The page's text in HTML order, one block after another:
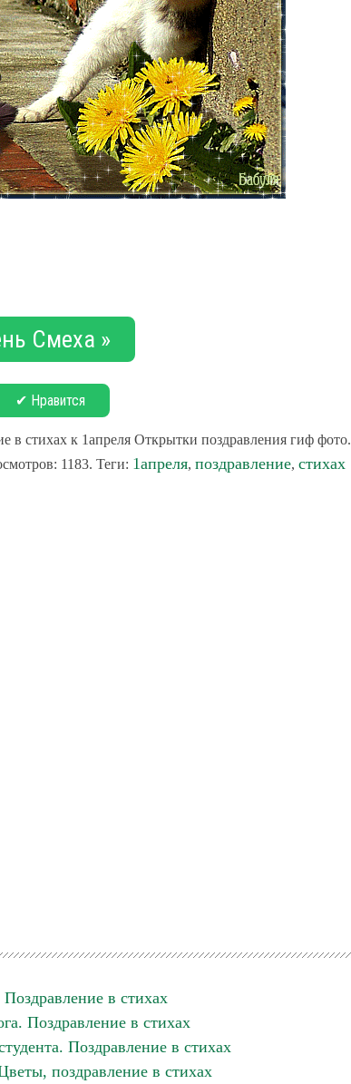
Смеха »
✔ Нравится
в стихах к 1апреля Открытки поздравления гиф фото.
1183. Теги: 1апреля, поздравление, стихах
в стихах
Поздравление в стихах
Поздравление в стихах
поздравление в стихах